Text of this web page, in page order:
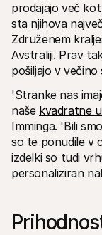
prodajajo več
sta njihova
Združenem
Avstraliji. Prav
pošiljajo v večino
'Stranke nas
naše kvadratne
Imminga. 'Bili
so te ponudile v
izdelki so tudi
personaliziran